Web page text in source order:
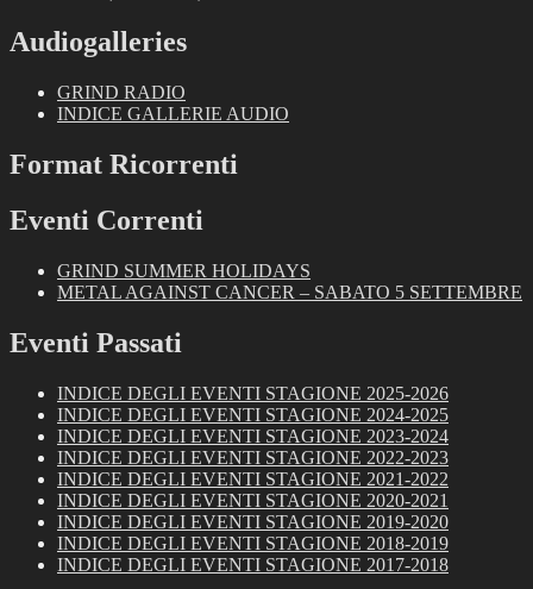
Audiogalleries
GRIND RADIO
INDICE GALLERIE AUDIO
Format Ricorrenti
Eventi Correnti
GRIND SUMMER HOLIDAYS
METAL AGAINST CANCER – SABATO 5 SETTEMBRE
Eventi Passati
INDICE DEGLI EVENTI STAGIONE 2025-2026
INDICE DEGLI EVENTI STAGIONE 2024-2025
INDICE DEGLI EVENTI STAGIONE 2023-2024
INDICE DEGLI EVENTI STAGIONE 2022-2023
INDICE DEGLI EVENTI STAGIONE 2021-2022
INDICE DEGLI EVENTI STAGIONE 2020-2021
INDICE DEGLI EVENTI STAGIONE 2019-2020
INDICE DEGLI EVENTI STAGIONE 2018-2019
INDICE DEGLI EVENTI STAGIONE 2017-2018